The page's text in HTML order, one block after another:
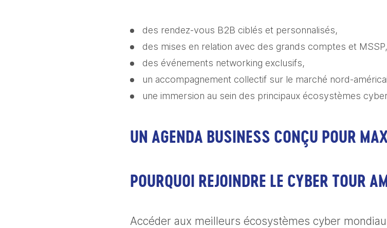
des rendez-vous B2B ciblés et personnalisés,
des mises en relation avec des grands comptes et MSSP,
des événements networking exclusifs,
un accompagnement collectif sur le marché nord-
une immersion au sein des principaux écosystèmes
UN AGENDA BUSINESS CONÇU POUR
POURQUOI REJOINDRE LE CYBER TOUR
Accéder aux meilleurs écosystèmes cyber